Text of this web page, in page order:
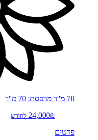
70 מ''ר
מרפסת: 70 מ''ר
24,000₪ לחודש
פרטים